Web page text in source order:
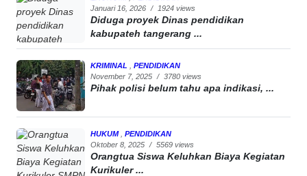
Januari 16, 2026 / 1924 views
Diduga proyek Dinas pendidikan
kabupateh tangerang ...
KRIMINAL
PENDIDIKAN
November 7, 2025 / 3780 views
Pihak polisi belum tahu apa indikasi, ...
HUKUM
PENDIDIKAN
Oktober 8, 2025 / 5569 views
Orangtua Siswa Keluhkan Biaya Kegiatan
Kurikuler ...